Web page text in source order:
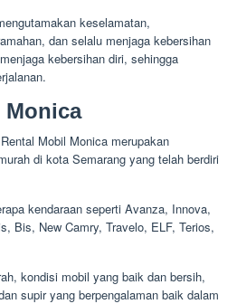
keselamatan,
dan selalu menjaga kebersihan
kebersihan diri, sehingga
Monica
Mobil Monica merupakan
di kota Semarang yang telah berdiri
kendaraan seperti Avanza, Innova,
Bis, New Camry, Travelo, ELF, Terios,
kondisi mobil yang baik dan bersih,
supir yang berpengalaman baik dalam